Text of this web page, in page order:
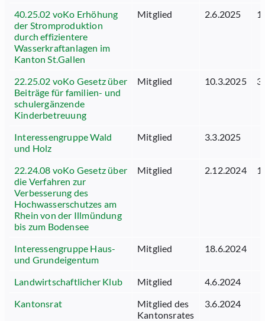
40.25.02 voKo Erhöhung
der Stromproduktion
durch effizientere
Wasserkraftanlagen im
Kanton St.Gallen
Mitglied 2.6.2025
22.25.02 voKo Gesetz über
Beiträge für familien- und
schulergänzende
Kinderbetreuung
Mitglied 10.3.2025
Interessengruppe Wald
und Holz
Mitglied 3.3.2025
22.24.08 voKo Gesetz über
die Verfahren zur
Verbesserung des
Hochwasserschutzes am
Rhein von der Illmündung
bis zum Bodensee
Mitglied 2.12.2024
Interessengruppe Haus-
und Grundeigentum
Mitglied 18.6.2024
Landwirtschaftlicher Klub Mitglied
4.6.2024
Kantonsrat
Mitglied des
Kantonsrates
3.6.2024